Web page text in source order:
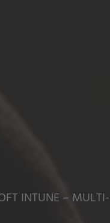
INTUNE –